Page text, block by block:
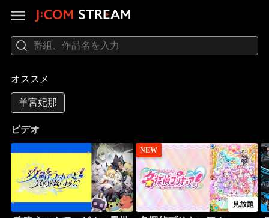
オススメ
羊宮妃那
ビデオ
NEW
見放題